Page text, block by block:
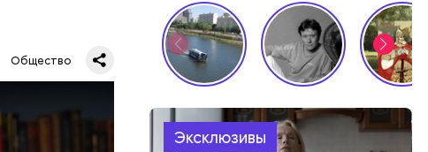
Общество
Эксклюзивы